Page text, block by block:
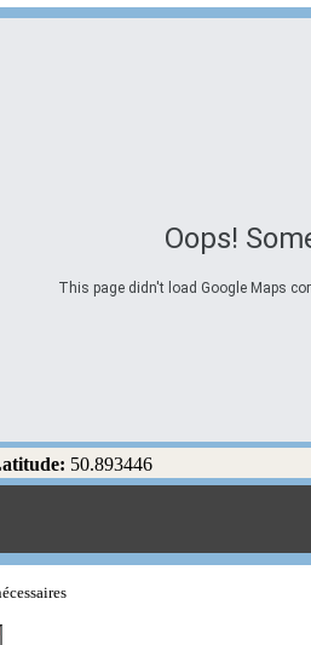
Oops!
This page didn't load Google Maps
50.893446